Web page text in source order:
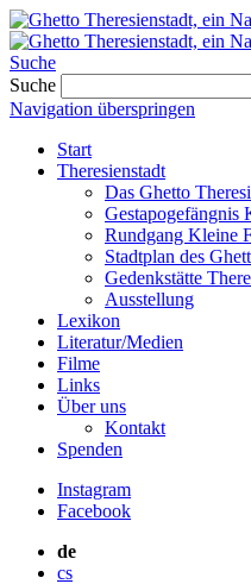
Suche
Suche
Navigation überspringen
Start
Theresienstadt
Das Ghetto
Gestapogefängnis
Rundgang Kleine
Stadtplan des
Gedenkstätte
Ausstellung
Lexikon
Literatur/Medien
Filme
Links
Über uns
Kontakt
Spenden
Instagram
Facebook
de
cs